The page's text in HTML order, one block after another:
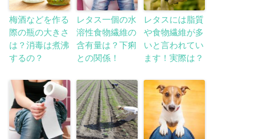
梅酒などを作る
際の瓶の大きさ
は？消毒は煮沸
するの？
レタス一個の水
溶性食物繊維の
含有量は？下痢
との関係！
レタスには脂質
や食物繊維が多
いと言われてい
ます！実際は？